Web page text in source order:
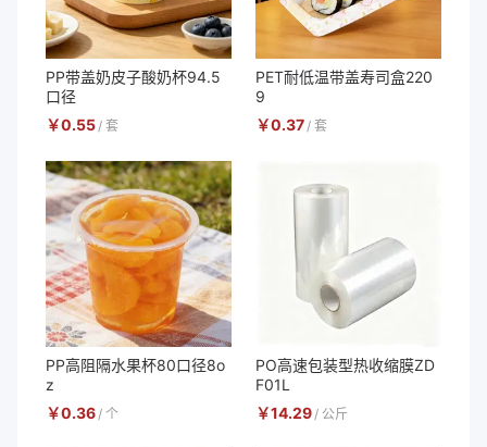
PP带盖奶皮子酸奶杯94.5
口径
￥0.55/ 套
PET耐低温带盖寿司盒220
9
￥0.37/ 套
PP高阻隔水果杯80口径8o
z
￥0.36/ 个
PO高速包装型热收缩膜ZD
F01L
￥14.29/ 公斤